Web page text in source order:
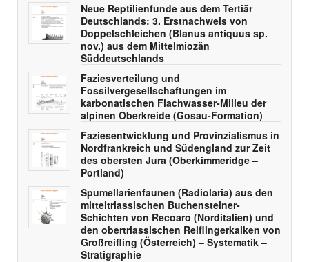
Neue Reptilienfunde aus dem Tertiär
Deutschlands: 3. Erstnachweis von
Doppelschleichen (Blanus antiquus sp.
nov.) aus dem Mittelmiozän
Süddeutschlands
Faziesverteilung und
Fossilvergesellschaftungen im
karbonatischen Flachwasser-Milieu der
alpinen Oberkreide (Gosau-Formation)
Faziesentwicklung und Provinzialismus in
Nordfrankreich und Südengland zur Zeit
des obersten Jura (Oberkimmeridge –
Portland)
Spumellarienfaunen (Radiolaria) aus den
mitteltriassischen Buchensteiner-
Schichten von Recoaro (Norditalien) und
den obertriassischen Reiflingerkalken von
Großreifling (Österreich) – Systematik –
Stratigraphie